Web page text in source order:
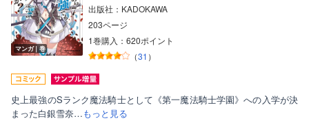
マンガ｜巻
出版社：KADOKAWA
203ページ
1巻購入：620ポイント
（31 ）
史上最強のSランク魔法騎士として《第一魔法騎士学園》への入学が決
まった白銀雪奈…もっと見る